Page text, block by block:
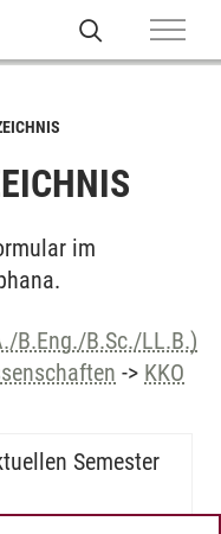
im
B.Eng./B.Sc./LL.B.)
-> KKO
Semester